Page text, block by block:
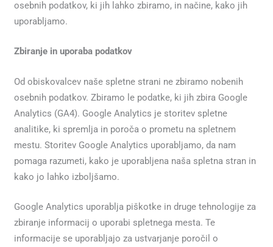
osebnih podatkov, ki jih lahko zbiramo, in načine, kako jih
uporabljamo.
Zbiranje in uporaba podatkov
Od obiskovalcev naše spletne strani ne zbiramo nobenih
osebnih podatkov. Zbiramo le podatke, ki jih zbira Google
Analytics (GA4). Google Analytics je storitev spletne
analitike, ki spremlja in poroča o prometu na spletnem
mestu. Storitev Google Analytics uporabljamo, da nam
pomaga razumeti, kako je uporabljena naša spletna stran in
kako jo lahko izboljšamo.
Google Analytics uporablja piškotke in druge tehnologije za
zbiranje informacij o uporabi spletnega mesta. Te
informacije se uporabljajo za ustvarjanje poročil o